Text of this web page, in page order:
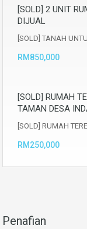
[SOLD] 2 UNIT
DIJUAL
[SOLD] TANAH
RM850,000
[SOLD] RUMAH
TAMAN DESA
[SOLD] RUMAH
RM250,000
Penafian